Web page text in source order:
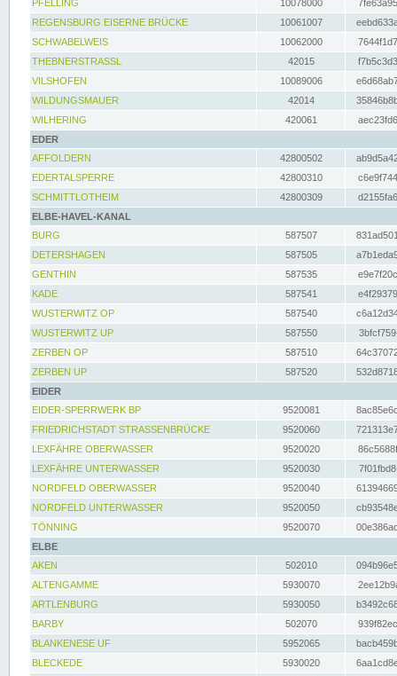
PFELLING
10078000
REGENSBURG EISERNE BRÜCKE
10061007
SCHWABELWEIS
10062000
THEBNERSTRASSL
42015
VILSHOFEN
10089006
WILDUNGSMAUER
42014
WILHERING
420061
EDER
AFFOLDERN
42800502
EDERTALSPERRE
42800310
SCHMITTLOTHEIM
42800309
ELBE-HAVEL-KANAL
BURG
587507
DETERSHAGEN
587505
GENTHIN
587535
KADE
587541
WUSTERWITZ OP
587540
WUSTERWITZ UP
587550
ZERBEN OP
587510
ZERBEN UP
587520
EIDER
EIDER-SPERRWERK BP
9520081
FRIEDRICHSTADT STRASSENBRÜCKE
9520060
LEXFÄHRE OBERWASSER
9520020
LEXFÄHRE UNTERWASSER
9520030
NORDFELD OBERWASSER
9520040
NORDFELD UNTERWASSER
9520050
TÖNNING
9520070
ELBE
AKEN
502010
ALTENGAMME
5930070
ARTLENBURG
5930050
BARBY
502070
BLANKENESE UF
5952065
BLECKEDE
5930020